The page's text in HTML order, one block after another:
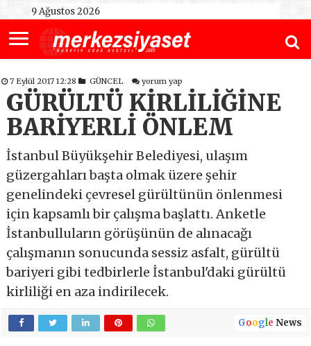
9 Ağustos 2026
7 Eylül 2017 12:28 GÜNCEL yorum yap
GÜRÜLTÜ KİRLİLİĞİNE
BARİYERLİ ÖNLEM
İstanbul Büyükşehir Belediyesi, ulaşım
güzergahları başta olmak üzere şehir
genelindeki çevresel gürültünün önlenmesi
için kapsamlı bir çalışma başlattı. Anketle
İstanbulluların görüşünün de alınacağı
çalışmanın sonucunda sessiz asfalt, gürültü
bariyeri gibi tedbirlerle İstanbul'daki gürültü
kirliliği en aza indirilecek.
Google News